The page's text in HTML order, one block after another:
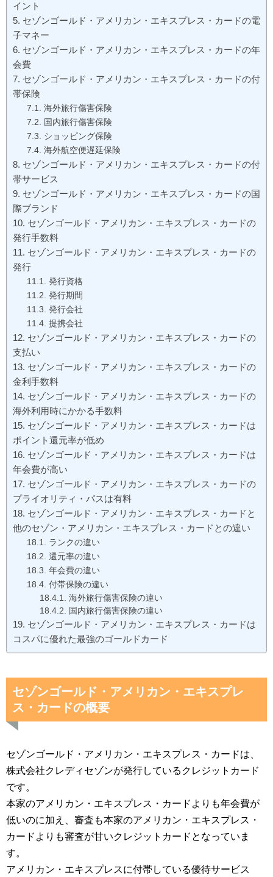
イント
セゾンゴールド・アメリカン・エキスプレス・カードの電
子マネー
セゾンゴールド・アメリカン・エキスプレス・カードの年
会費
セゾンゴールド・アメリカン・エキスプレス・カードの付
帯保険
海外旅行傷害保険
国内旅行傷害保険
ショッピング保険
海外航空便遅延保険
セゾンゴールド・アメリカン・エキスプレス・カードの付
帯サービス
セゾンゴールド・アメリカン・エキスプレス・カードの国
際ブランド
セゾンゴールド・アメリカン・エキスプレス・カードの
発行手数料
セゾンゴールド・アメリカン・エキスプレス・カードの
発行
発行資格
発行期間
発行会社
提携会社
セゾンゴールド・アメリカン・エキスプレス・カードの
支払い
セゾンゴールド・アメリカン・エキスプレス・カードの
金利手数料
セゾンゴールド・アメリカン・エキスプレス・カードの
海外利用時にかかる手数料
セゾンゴールド・アメリカン・エキスプレス・カードは
ポイント還元率が低め
セゾンゴールド・アメリカン・エキスプレス・カードは
年会費が高い
セゾンゴールド・アメリカン・エキスプレス・カードの
プライオリティ・パスは有料
セゾンゴールド・アメリカン・エキスプレス・カードと
他のセゾン・アメリカン・エキスプレス・カードとの違い
ランクの違い
還元率の違い
年会費の違い
付帯保険の違い
海外旅行傷害保険の違い
国内旅行傷害保険の違い
セゾンゴールド・アメリカン・エキスプレス・カードは
コスパに優れた最強のゴールドカード
セゾンゴールド・アメリカン・エキスプレ
ス・カードの概要
セゾンゴールド・アメリカン・エキスプレス・カードは、
株式会社クレディセゾンが発行しているクレジットカード
です。
本家のアメリカン・エキスプレス・カードよりも年会費が
低いのに加え、審査も本家のアメリカン・エキスプレス・
カードよりも審査が甘いクレジットカードとなっていま
す。
アメリカン・エキスプレスに付帯している優待サービス